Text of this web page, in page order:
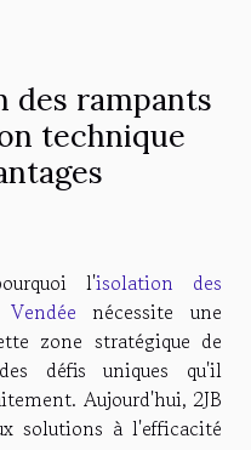
des rampants
technique
l'isolation des
nécessite une
zone stratégique de
défis uniques qu'il
Aujourd'hui, 2JB
solutions à l'efficacité